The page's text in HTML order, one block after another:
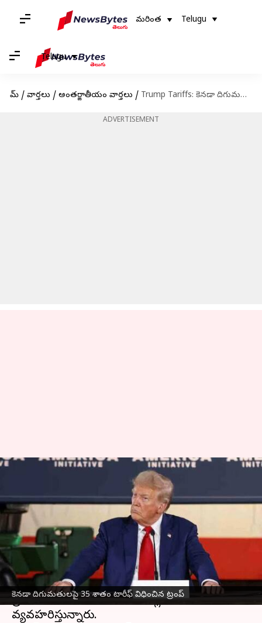
మరింత Telugu
Telugu
హోమ్ / వార్తలు / అంతర్జాతీయం వార్తలు / Trump Tariffs: కెనడా దిగుమతులపై 35 శాతం టారీఫ్‌ విధించిన ట్రంప్‌
ADVERTISEMENT
కెనడా దిగుమతులపై 35 శాతం టారీఫ్‌ విధించిన ట్రంప్‌
Trump Tariffs: కెనడా
దిగుమతులపై 35 శాతం టారీఫ్‌
విధించిన ట్రంప్‌
వ్రాసిన వారు Sirish Praharaju Jul 11, 2025 08:43 am
ఈ వార్తాకథనం ఏంటి
అమెరికా అధ్యక్షుడు డొనాల్డ్ ట్రంప్‌ప్రపంచ దేశాలపై
ప్రతీకార సుంకాల విధానంతో మళ్లీ దూకుడుగా